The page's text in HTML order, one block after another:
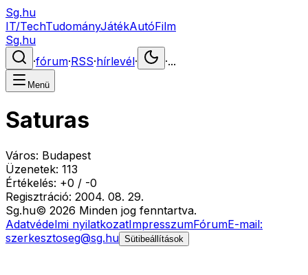
Sg.hu
IT/TechTudományJátékAutóFilm
Sg.hu
·fórum·RSS·hírlevél· ·...
Menü
Saturas
Város: Budapest
Üzenetek: 113
Értékelés: +0 / -0
Regisztráció: 2004. 08. 29.
Sg.hu© 2026 Minden jog fenntartva.
Adatvédelmi nyilatkozatImpresszumFórumE-mail:
szerkesztoseg@sg.hu Sütibeállítások